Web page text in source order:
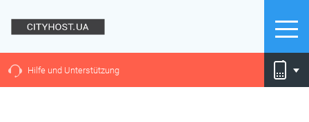
Hilfe und Unterstützung